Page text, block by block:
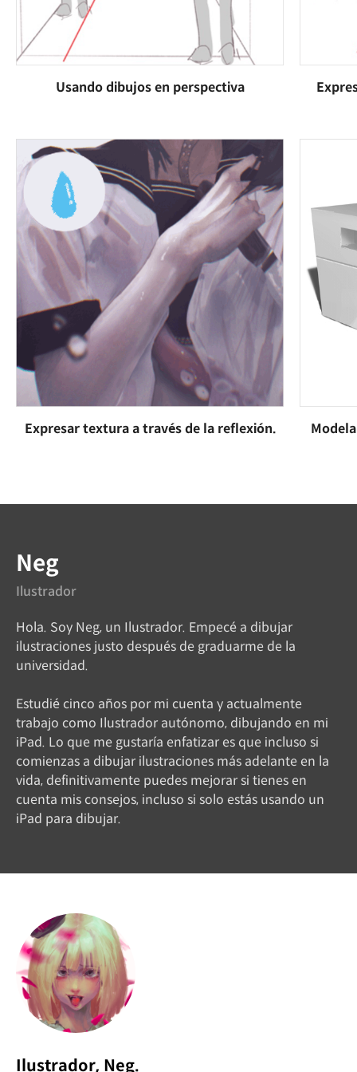
Usando dibujos en perspectiva
Expresar textura a través de la reflexión.
Ilustrador
Neg
Hola. Soy Neg, un Ilustrador. Empecé a dibujar
ilustraciones justo después de graduarme de la
universidad.
Estudié cinco años por mi cuenta y actualmente
trabajo como Ilustrador autónomo, dibujando en mi
iPad. Lo que me gustaría enfatizar es que incluso si
comienzas a dibujar ilustraciones más adelante en la
vida, definitivamente puedes mejorar si tienes en
cuenta mis consejos, incluso si solo estás usando un
iPad para dibujar.
Ilustrador, Neg.